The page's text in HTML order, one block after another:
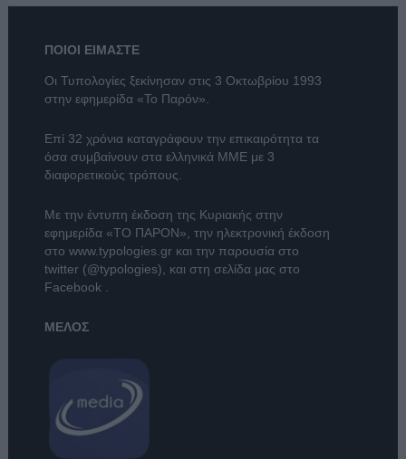
ΠΟΙΟΙ ΕΙΜΑΣΤΕ
Οι Τυπολογίες ξεκίνησαν στις 3 Οκτωβρίου 1993
στην εφημερίδα «Το Παρόν».
Επί 32 χρόνια καταγράφουν την επικαιρότητα τα
όσα συμβαίνουν στα ελληνικά ΜΜΕ με 3
διαφορετικούς τρόπους.
Με την έντυπη έκδοση της Κυριακής στην
εφημερίδα «ΤΟ ΠΑΡΟΝ» , την ηλεκτρονική έκδοση
στο www.typologies.grκαι την παρουσία στο
twitter (@typologies) , και στη σελίδα μας στο
Facebook
ΜΕΛΟΣ